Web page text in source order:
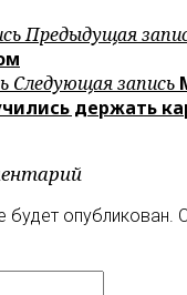
Предыдущая
Следующая запись
держать
опубликован.